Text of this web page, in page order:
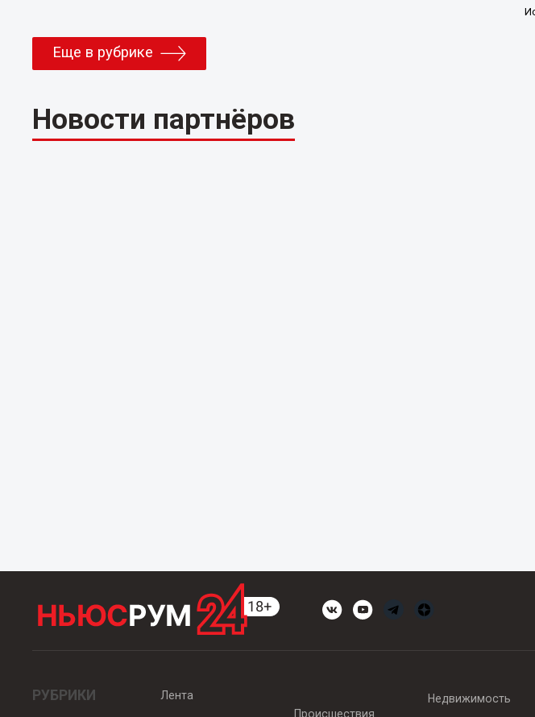
Еще в рубрике
Новости партнёров
РУБРИКИ
Лента
Происшествия
Недвижимость